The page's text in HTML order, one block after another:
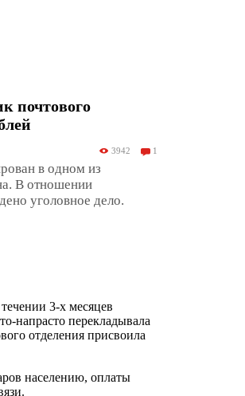
почтового
3942 1
в одном из
В отношении
уголовное дело.
3-х месяцев
напрасто перекладывала
отделения присвоила
населению, оплаты